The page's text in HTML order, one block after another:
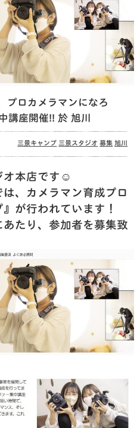
プロカメラマンになろ
座開催!! 於 旭川
三景キャンプ 三景スタジオ 募集 旭川
オ本店です☺️
、カメラマン育成プロ
が行われています！
たり、参加者を募集致